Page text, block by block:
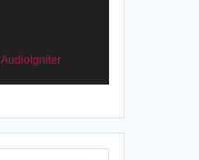
AudioIgniter